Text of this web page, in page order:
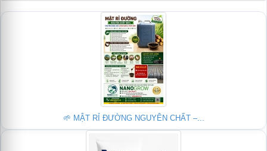
🌱 MẬT RỈ ĐƯỜNG NGUYÊN CHẤT –...